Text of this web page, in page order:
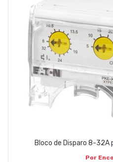
263 710 898 geral@luxivo.pt
Bloco de Disparo 8-32A
Por